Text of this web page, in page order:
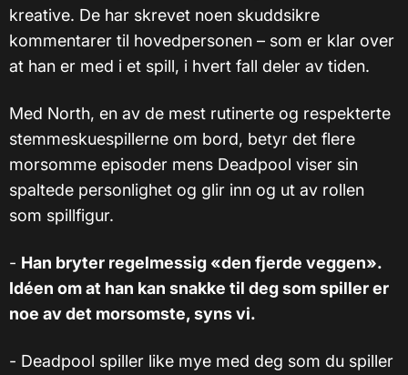
kreative. De har skrevet noen skuddsikre
kommentarer til hovedpersonen – som er klar over
at han er med i et spill, i hvert fall deler av tiden.
Med North, en av de mest rutinerte og respekterte
stemmeskuespillerne om bord, betyr det flere
morsomme episoder mens Deadpool viser sin
spaltede personlighet og glir inn og ut av rollen
som spillfigur.
- Han bryter regelmessig «den fjerde veggen».
Idéen om at han kan snakke til deg som spiller er
noe av det morsomste, syns vi.
- Deadpool spiller like mye med deg som du spiller